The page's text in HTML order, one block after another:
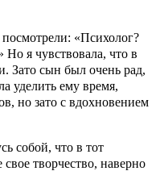
«Психолог?
Но я чувствовала, что в
Зато сын был очень рад,
уделить ему время,
но зато с вдохновением
собой, что в тот
творчество, наверно